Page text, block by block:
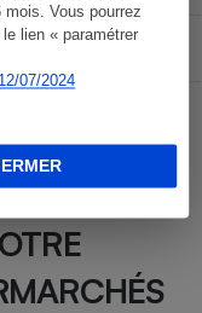
Vous pourrez
lien « paramétrer
07/2024
139,93 €